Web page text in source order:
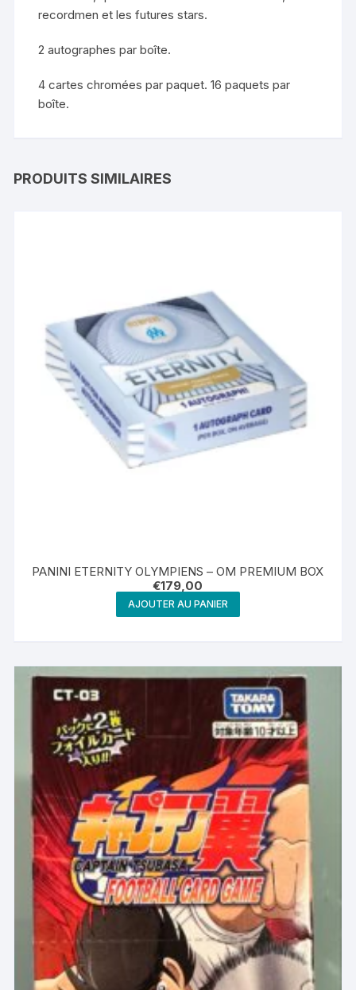
recordmen et les futures stars.
2 autographes par boîte.
4 cartes chromées par paquet. 16 paquets par
boîte.
PRODUITS SIMILAIRES
PANINI ETERNITY OLYMPIENS – OM PREMIUM BOX
€179,00
AJOUTER AU PANIER